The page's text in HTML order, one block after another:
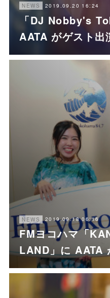
NEWS 2019.09.20 16:24
「DJ Nobby's
AATA がゲスト出
NEWS 2019.09.18 06:16
FMヨコハマ「
LAND」に AATA